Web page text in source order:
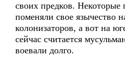
своих предков. Некоторые
поменяли свое язычество
колонизаторов, а вот на
сейчас считается
воевали долго.